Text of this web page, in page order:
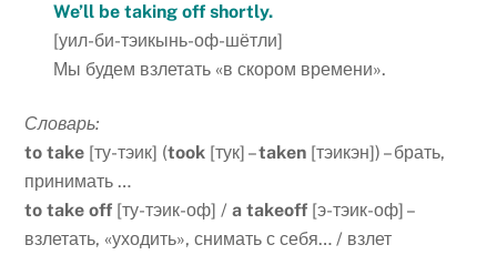
We’ll be taking off shortly.
[уил-би-тэикынь-оф-шётли]
Мы будем взлетать «в скором времени».
Словарь:
to take [ту-тэик] (took [тук] –taken [тэикэн]) – брать,
принимать …
to take off [ту-тэик-оф] /a takeoff [э-тэик-оф] –
взлетать, «уходить», снимать с себя… / взлет